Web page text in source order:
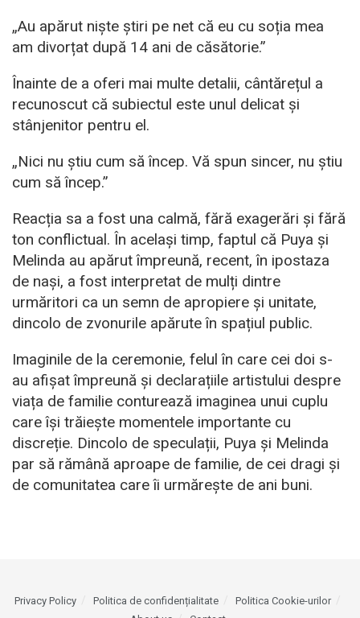
„Au apărut niște știri pe net că eu cu soția mea
am divorțat după 14 ani de căsătorie.”
Înainte de a oferi mai multe detalii, cântărețul a
recunoscut că subiectul este unul delicat și
stânjenitor pentru el.
„Nici nu știu cum să încep. Vă spun sincer, nu știu
cum să încep.”
Reacția sa a fost una calmă, fără exagerări și fără
ton conflictual. În același timp, faptul că Puya și
Melinda au apărut împreună, recent, în ipostaza
de nași, a fost interpretat de mulți dintre
urmăritori ca un semn de apropiere și unitate,
dincolo de zvonurile apărute în spațiul public.
Imaginile de la ceremonie, felul în care cei doi s-
au afișat împreună și declarațiile artistului despre
viața de familie conturează imaginea unui cuplu
care își trăiește momentele importante cu
discreție. Dincolo de speculații, Puya și Melinda
par să rămână aproape de familie, de cei dragi și
de comunitatea care îi urmărește de ani buni.
Privacy Policy Politica de confidențialitate
Politica Cookie-urilor